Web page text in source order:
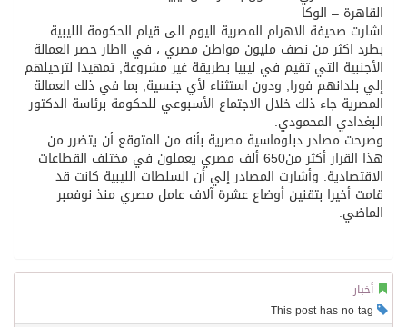
ثلة من الضابطات في الجييش الكويتي
مدينة الملك سلمان للطاقة “سبارك” توقع اتفاقية تطوير مصانع جاهزة ومتخصصة في مجال الطاقة
كسوة الكعبة تعتلي البيت العتيق
القاهرة – الوكا
اشارت صحيفة الاهرام المصرية اليوم الى قيام الحكومة الليبية
بطرد اكثر من نصف مليون مواطن مصري ، في ااطار حصر العمالة
الأجنبية التي تقيم في ليبيا بطريقة غير مشروعة‏,‏ تمهيدا لترحيلهم
إلي بلدانهم فورا‏,‏ ودون استثناء لأي جنسية‏,‏ بما في ذلك العمالة
المصرية‏ جاء ذلك خلال الاجتماع الأسبوعي للحكومة برئاسة الدكتور
البغدادي المحمودي‏.‏
وصرحت مصادر دبلوماسية مصرية بأنه من المتوقع أن يتضرر من
هذا القرار أكثر من‏650‏ ألف مصري يعملون في مختلف القطاعات
الاقتصادية‏.‏ وأشارت المصادر إلي أن السلطات الليبية كانت قد
قامت أخيرا بتقنين أوضاع عشرة آلاف عامل مصري منذ نوفمبر
الماضي‏.‏
أخبار